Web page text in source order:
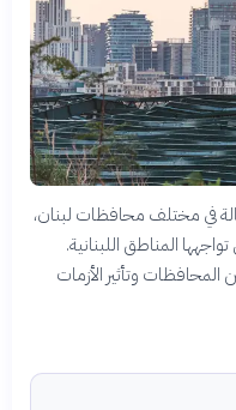
في مختلف محافظات لبنان،
المناطق اللبنانية.
وتأثير الأزمات